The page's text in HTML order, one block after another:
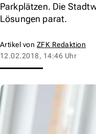
Parkplätzen. Die
Lösungen parat.
Artikel von ZFK Redaktion
12.02.2018, 14:46 Uhr